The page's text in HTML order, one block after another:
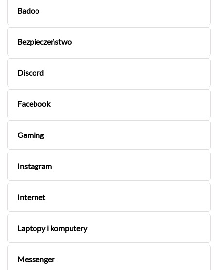
Badoo
Bezpieczeństwo
Discord
Facebook
Gaming
Instagram
Internet
Laptopy i komputery
Messenger